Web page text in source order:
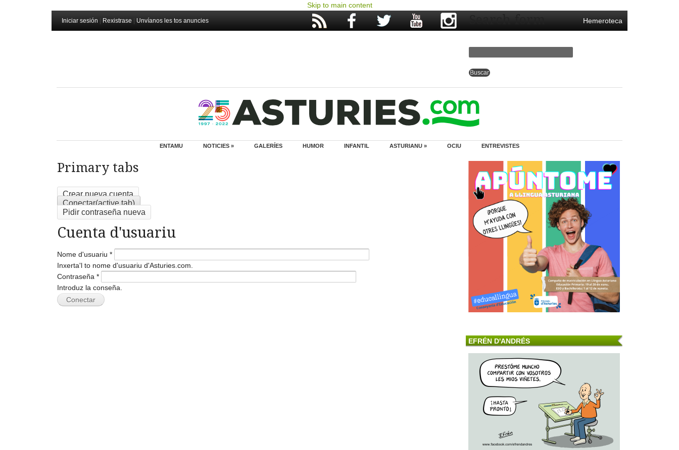
Skip to main content
Iniciar sesión Rexistrase Unvíanos les tos anuncies Hemeroteca
Search form
ENTAMU NOTICIES » GALERÍES HUMOR INFANTIL ASTURIANU » OCIU ENTREVISTES
Primary tabs
Crear nueva cuenta
Conectar(active tab)
Pidir contraseña nueva
Cuenta d'usuariu
Nome d'usuariu *
Inxerta'l to nome d'usuariu d'Asturies.com.
Contraseña *
Introduz la conseña.
EFRÉN D'ANDRÉS